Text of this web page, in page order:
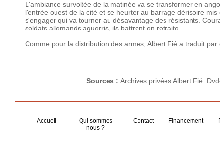
L'ambiance survoltée de la matinée va se transformer en
l'entrée ouest de la cité et se heurter au barrage dérisoire
s'engager qui va tourner au désavantage des résistants.
soldats allemands aguerris, ils battront en retraite.
Comme pour la distribution des armes, Albert Fié a traduit
Sources : Archives privées Albert Fié.
Accueil
Qui sommes
nous ?
Contact Financement